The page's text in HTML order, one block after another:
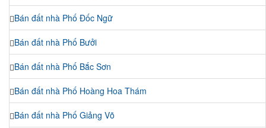
Bán đất nhà Phố Đốc Ngữ
Bán đất nhà Phố Bưởi
Bán đất nhà Phố Bắc Sơn
Bán đất nhà Phố Hoàng Hoa Thám
Bán đất nhà Phố Giảng Võ